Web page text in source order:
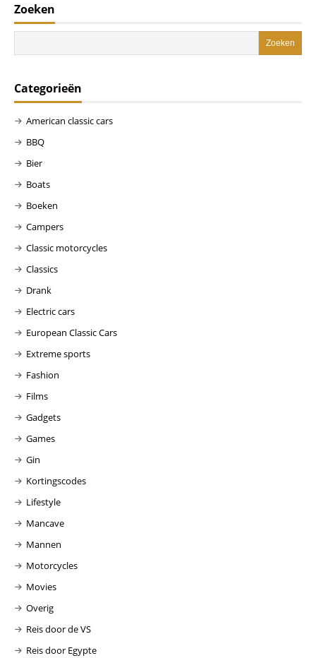
Zoeken
Categorieën
American classic cars
BBQ
Bier
Boats
Boeken
Campers
Classic motorcycles
Classics
Drank
Electric cars
European Classic Cars
Extreme sports
Fashion
Films
Gadgets
Games
Gin
Kortingscodes
Lifestyle
Mancave
Mannen
Motorcycles
Movies
Overig
Reis door de VS
Reis door Egypte